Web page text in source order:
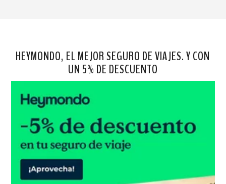
HEYMONDO, EL MEJOR SEGURO DE VIAJES. Y CON
UN 5% DE DESCUENTO